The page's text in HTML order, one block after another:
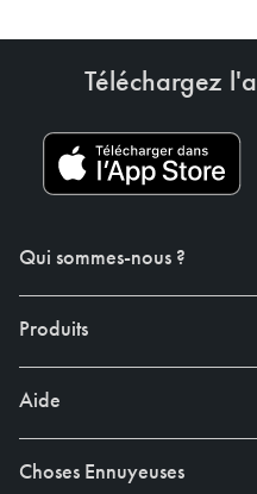
Téléchargez
Qui sommes-nous ?
Produits
Aide
Choses Ennuyeuses